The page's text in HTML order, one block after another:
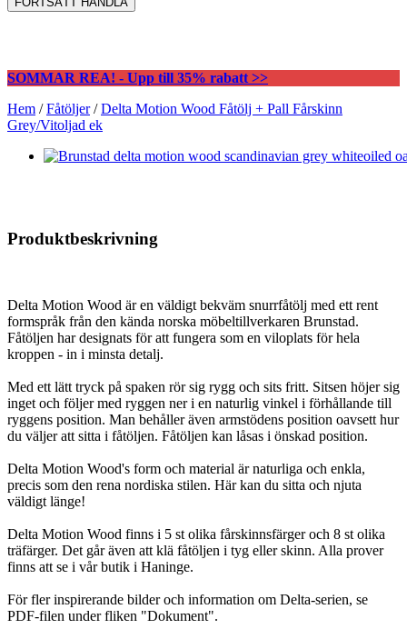
SOMMAR REA! - Upp till 35% rabatt >>
Hem / Fåtöljer / Delta Motion Wood Fåtölj + Pall Fårskinn
Grey/Vitoljad ek
Produktbeskrivning
Delta Motion Wood är en väldigt bekväm snurrfåtölj med ett rent
formspråk från den kända norska möbeltillverkaren Brunstad.
Fåtöljen har designats för att fungera som en viloplats för hela
kroppen - in i minsta detalj.
Med ett lätt tryck på spaken rör sig rygg och sits fritt. Sitsen höjer sig
inget och följer med ryggen ner i en naturlig vinkel i förhållande till
ryggens position. Man behåller även armstödens position oavsett hur
du väljer att sitta i fåtöljen. Fåtöljen kan låsas i önskad position.
Delta Motion Wood's form och material är naturliga och enkla,
precis som den rena nordiska stilen. Här kan du sitta och njuta
väldigt länge!
Delta Motion Wood finns i 5 st olika fårskinnsfärger och 8 st olika
träfärger. Det går även att klä fåtöljen i tyg eller skinn. Alla prover
finns att se i vår butik i Haninge.
För fler inspirerande bilder och information om Delta-serien, se
PDF-filen under fliken "Dokument".